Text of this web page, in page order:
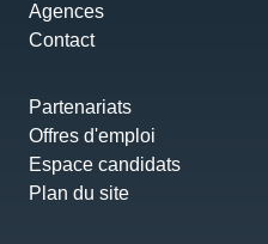
Agences
Contact
Partenariats
Offres d'emploi
Espace candidats
Plan du site